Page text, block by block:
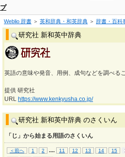
プ
Weblio 辞書 ＞ 英和辞典・和英辞典 ＞ 辞書・百科
研究社 新和英中辞典
英語の意味や発音、用例、成句などを調べる
提供 研究社
URL https://www.kenkyusha.co.jp/
研究社 新和英中辞典 のさくいん
「じ」から始まる用語のさくいん
＜前へ 1 2 .... 11 12 13 14 15